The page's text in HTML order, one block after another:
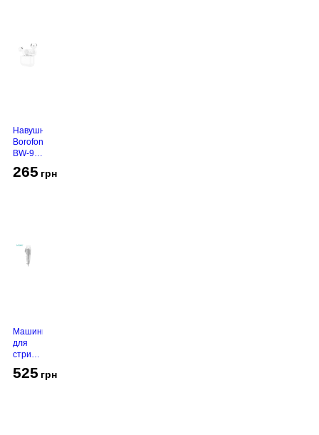
Навушники
Borofone
BW-94
White
265 грн
Машинка
для
стрижки
VGR V-
130
525 грн